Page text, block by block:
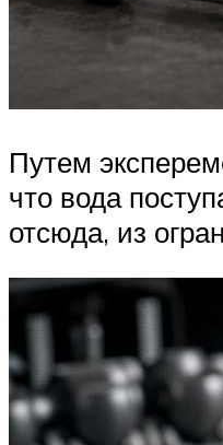
Путем
что вода
отсюда, из